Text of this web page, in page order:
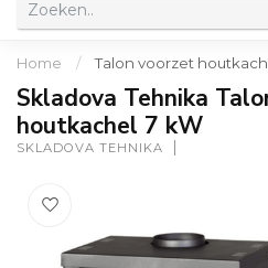
Home / Talon voorzet
Skladova Tehnika
houtkachel 7 kW
SKLADOVA TEHNIKA